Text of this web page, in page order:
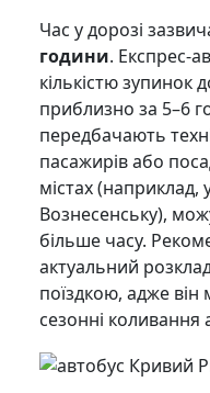
Час у дорозі
години. Експрес-
кількістю
приблизно за 5–6
передбачають
пасажирів або
містах (наприклад,
Вознесенську),
більше часу.
актуальний
поїздкою, адже
сезонні